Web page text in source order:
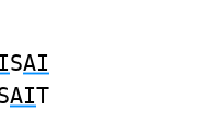
ISAI
AIT